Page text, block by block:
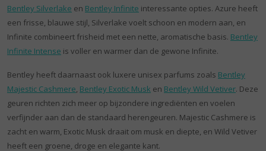
Bentley Silverlake en Bentley Infinite interessante opties. Azure heeft
een frisse, blauwe stijl, Silverlake voelt schoon en modern aan, en
Infinite combineert frisheid met een nette, aromatische basis. Bentley
Infinite Intense is voller en warmer dan de gewone Infinite.
Bentley heeft daarnaast ook luxere unisex parfums zoals Bentley
Majestic Cashmere Bentley Exotic Musk en Bentley Wild Vetiver. Deze
geuren richten zich meer op bijzondere ingrediënten en voelen
verfijnder aan dan de standaard herengeuren. Majestic Cashmere is
zacht en warm, Exotic Musk draait om musk en diepte, en Wild Vetiver
heeft een groene, droge en elegante kant.